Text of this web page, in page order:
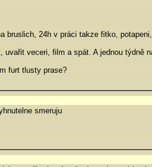
24h v práci takze fitko,
veceri, film a spát. A jednou týdně
furt tlusty prase?
smeruju